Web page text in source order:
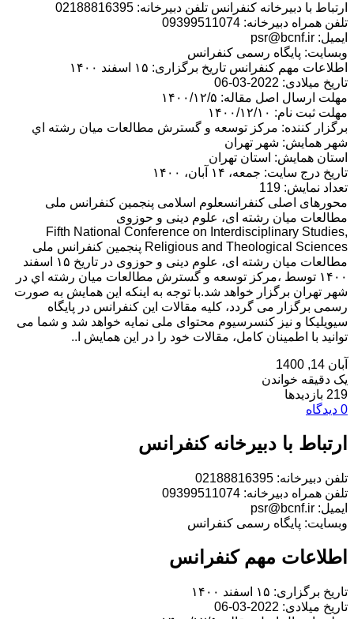
ارتباط با دبیرخانه کنفرانس تلفن دبیرخانه: 02188816395
تلفن همراه دبیرخانه: 09399511074
ایمیل: psr@bcnf.ir
وبسایت: پایگاه رسمی کنفرانس
اطلاعات مهم کنفرانس تاریخ برگزاری: ۱۵ اسفند ۱۴۰۰
تاریخ میلادی: 2022-03-06
مهلت ارسال اصل مقاله: ۱۴۰۰/۱۲/۵
مهلت ثبت نام: ۱۴۰۰/۱۲/۱۰
برگزار کننده: مرکز توسعه و گسترش مطالعات ميان رشته اي
شهر همایش: شهر تهران
استان همایش: استان تهران
تاریخ درج سایت: جمعه، ۱۴ آبان، ۱۴۰۰
تعداد نمایش: 119
محورهای اصلی کنفرانسعلوم اسلامی پنجمین کنفرانس ملی
مطالعات میان رشته ای، علوم دینی و حوزوی
Fifth National Conference on Interdisciplinary Studies,
Religious and Theological Sciences پنجمین کنفرانس ملی
مطالعات میان رشته ای، علوم دینی و حوزوی در تاریخ ۱۵ اسفند
۱۴۰۰ توسط ،مرکز توسعه و گسترش مطالعات ميان رشته اي در
شهر تهران برگزار خواهد شد.با توجه به اینکه این همایش به صورت
رسمی برگزار می گردد، کلیه مقالات این کنفرانس در پایگاه
سیویلیکا و نیز کنسرسیوم محتوای ملی نمایه خواهد شد و شما می
توانید با اطمینان کامل، مقالات خود را در این همایش ا..
آبان 14, 1400
یک دقیقه خواندن
219 بازدیدها
0 دیدگاه
ارتباط با دبیرخانه کنفرانس
تلفن دبیرخانه: 02188816395
تلفن همراه دبیرخانه: 09399511074
ایمیل: psr@bcnf.ir
وبسایت: پایگاه رسمی کنفرانس
اطلاعات مهم کنفرانس
تاریخ برگزاری: ۱۵ اسفند ۱۴۰۰
تاریخ میلادی: 2022-03-06